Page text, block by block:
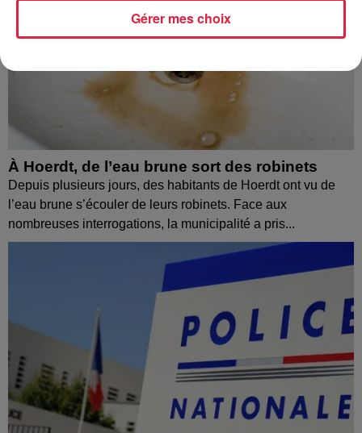
À Hoerdt, de l’eau brune sort des robinets
Depuis plusieurs jours, des habitants de Hoerdt ont vu de
l’eau brune s’écouler de leurs robinets. Face aux
nombreuses interrogations, la municipalité a pris...
Gérer mes choix